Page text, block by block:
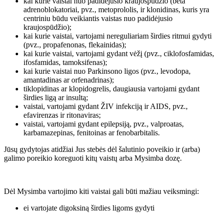
adrenoblokatoriai, pvz., metoprololis, ir klonidinas, kuris yra
centriniu būdu veikiantis vaistas nuo padidėjusio
kraujospūdžio);
kai kurie vaistai, vartojami nereguliariam širdies ritmui gydyti
(pvz., propafenonas, flekainidas);
kai kurie vaistai, vartojami gydant vėžį (pvz., ciklofosfamidas,
ifosfamidas, tamoksifenas);
kai kurie vaistai nuo Parkinsono ligos (pvz., levodopa,
amantadinas ar orfenadrinas);
tiklopidinas ar klopidogrelis, daugiausia vartojami gydant
širdies ligą ar insultą;
vaistai, vartojami gydant ŽIV infekciją ir AIDS, pvz.,
efavirenzas ir ritonaviras;
vaistai, vartojami gydant epilepsiją, pvz., valproatas,
karbamazepinas, fenitoinas ar fenobarbitalis.
Jūsų gydytojas atidžiai Jus stebės dėl šalutinio poveikio ir (arba)
galimo poreikio koreguoti kitų vaistų arba Mysimba dozę.
Dėl Mysimba vartojimo kiti vaistai gali būti mažiau veiksmingi:
ei vartojate digoksiną širdies ligoms gydyti